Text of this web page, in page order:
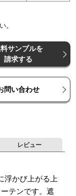
¥ 46,000 ¥
¥ 46,000
。
サンプルを
請求する
問い合わせ
浮かび上がる上
テンです。遮
レビュー